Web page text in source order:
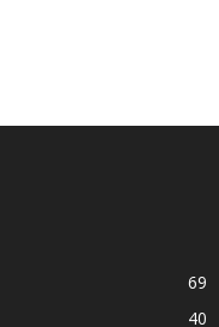
69
40